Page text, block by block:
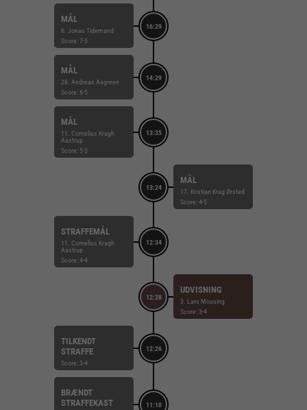
16:29
MÅL
6. Jonas Tidemand
Score: 7-5
14:29
MÅL
28. Andreas Aagreen
Score: 6-5
13:35
MÅL
11. Cornelius Kragh
Aastrup
Score: 5-5
13:24
MÅL
17. Kristian Krag Ørsted
Score: 4-5
12:34
STRAFFEMÅL
11. Cornelius Kragh
Aastrup
Score: 4-4
12:28
UDVISNING
3. Lars Mousing
Score: 3-4
12:26
TILKENDT
STRAFFE
Score: 3-4
11:10
BRÆNDT
STRAFFEKAST